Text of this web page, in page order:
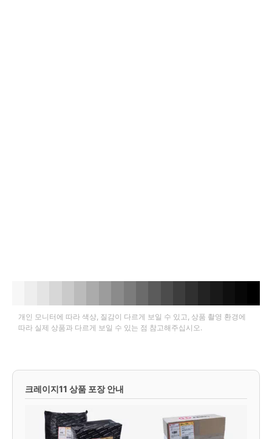
개인 모니터에 따라 색상, 질감이 다르게 보일 수 있고, 상품 촬영 환경에
따라 실제 상품과 다르게 보일 수 있는 점 참고해주십시오.
크레이지11 상품 포장 안내